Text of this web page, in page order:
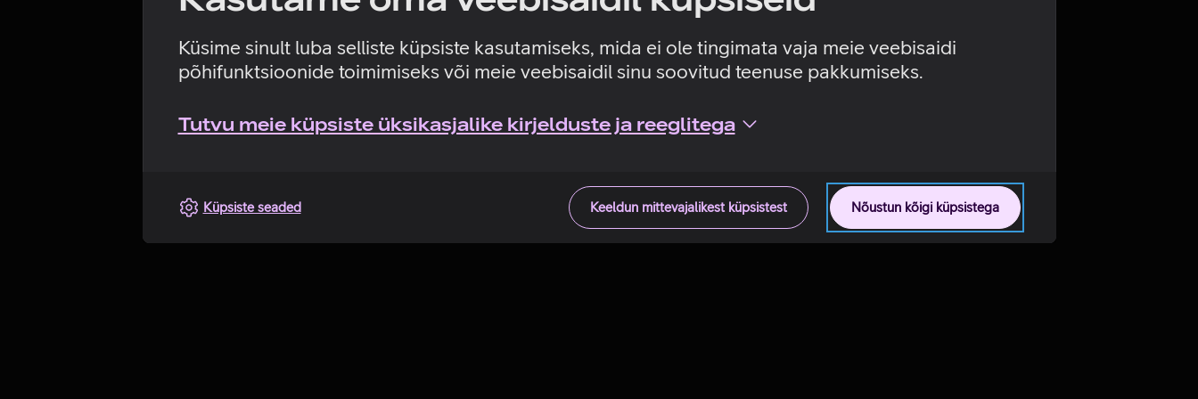
Küsime sinult luba selliste küpsiste kasutamiseks, mida ei ole tingimata vaja meie veebisaidi
põhifunktsioonide toimimiseks või meie veebisaidil sinu soovitud teenuse pakkumiseks.
Tutvu meie küpsiste üksikasjalike kirjelduste ja reeglitega
Nõustun kõigi küpsistega
Keeldun mittevajalikest küpsistest
Küpsiste seaded